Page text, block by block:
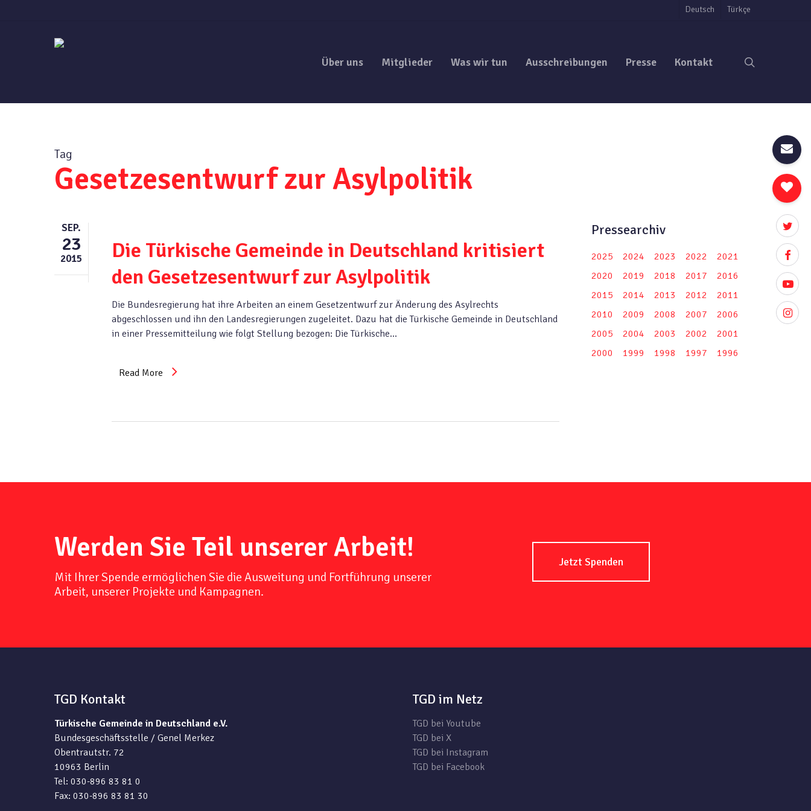
twitter
youtube
Deutsch Türkçe
Über uns Mitglieder Was wir tun Ausschreibungen Presse Kontakt
Tag
Gesetzesentwurf zur Asylpolitik
SEP.
23
2015
Die Türkische Gemeinde in Deutschland kritisiert
den Gesetzesentwurf zur Asylpolitik
Die Bundesregierung hat ihre Arbeiten an einem Gesetzentwurf zur Änderung des Asylrechts
abgeschlossen und ihn den Landesregierungen zugeleitet. Dazu hat die Türkische Gemeinde in Deutschland
in einer Pressemitteilung wie folgt Stellung bezogen: Die Türkische…
Read More
Pressearchiv
2025 2024 2023 2022
2021
2020
2019 2018 2017
2016
2015
2014 2013 2012
2011
2010
2009 2008 2007
2006
2005
2004 2003 2002
2001
2000
1999 1998 1997 1996
Werden Sie Teil unserer Arbeit!
Mit Ihrer Spende ermöglichen Sie die Ausweitung und Fortführung unserer
Arbeit, unserer Projekte und Kampagnen.
Jetzt Spenden
TGD Kontakt
Türkische Gemeinde in Deutschland e.V.
Bundesgeschäftsstelle / Genel Merkez
Obentrautstr. 72
10963 Berlin
Tel: 030-896 83 81 0
Fax: 030-896 83 81 30
TGD im Netz
TGD bei Youtube
TGD bei X
TGD bei Instagram
TGD bei Facebook